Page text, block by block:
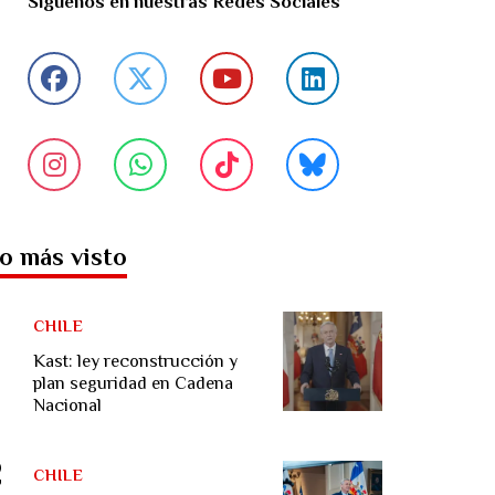
más visto
Kast: ley reconstrucción y
plan seguridad en Cadena
Nacional
CHILE
CHILE